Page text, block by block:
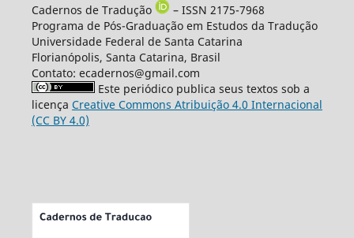
Cadernos de Tradução
– ISSN 2175-7968
Programa de Pós-Graduação em Estudos da Tradução
Universidade Federal de Santa Catarina
Florianópolis, Santa Catarina, Brasil
Contato: ecadernos@gmail.com
Este periódico publica seus textos sob a
licença Creative Commons Atribuição 4.0 Internacional
(CC BY 4.0)